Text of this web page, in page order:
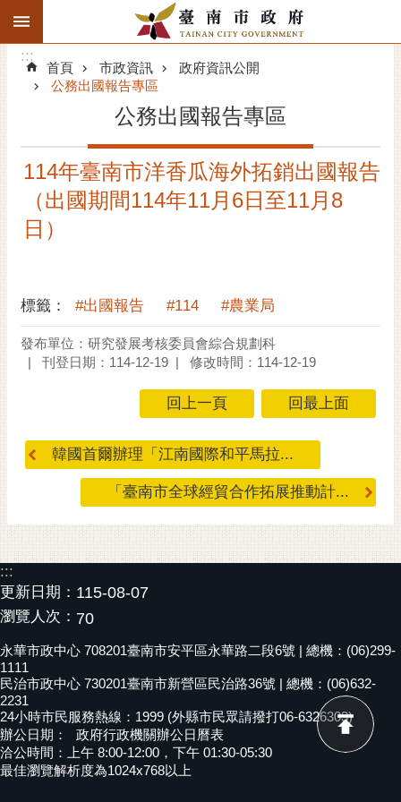
跳到主要內容區塊
搜
階
搜
精彩府城
市府動態
市府團隊
市政資訊
偉
哲
光
泉
桐
花
祭
網
站
導
覽
訂
:::
:::
首頁 市政資訊
政府資訊公開
公務出國報告專區
公務出國報告專區
114年臺南市洋香瓜海外拓銷出國報告
（出國期間114年11月6日至11月8
日）
標籤： #出國報告 #114 #農業局
發布單位：研究發展考核委員會綜合規劃科
刊登日期：114-12-19
修改時間：114-12-19
回上一頁 回最上面
韓國首爾辦理「江南國際和平馬拉...
「臺南市全球經貿合作拓展推動計...
:::
更新日期： 115-08-07
瀏覽人次： 70
永華市政中心 708201臺南市安平區永華路二段6號 | 總機：(06)299-
1111
民治市政中心 730201臺南市新營區民治路36號 | 總機：(06)632-
2231
24小時市民服務熱線：1999 (外縣市民眾請撥打06-6326303)
辦公日期：
政府行政機關辦公日曆表
洽公時間：上午 8:00-12:00，下午 01:30-05:30
最佳瀏覽解析度為1024x768以上